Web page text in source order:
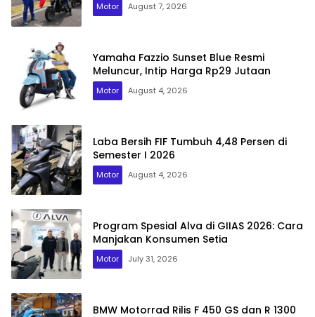
Motor August 7, 2026
Yamaha Fazzio Sunset Blue Resmi
Meluncur, Intip Harga Rp29 Jutaan
Motor August 4, 2026
Laba Bersih FIF Tumbuh 4,48 Persen di
Semester I 2026
Motor August 4, 2026
Program Spesial Alva di GIIAS 2026: Cara
Manjakan Konsumen Setia
Motor July 31, 2026
BMW Motorrad Rilis F 450 GS dan R 1300